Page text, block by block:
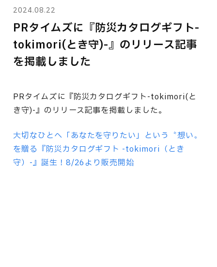
2024.08.22
PRタイムズに『防災カタログギフト-
tokimori(とき守)-』のリリース記事
を掲載しました
PRタイムズに『防災カタログギフト-tokimori(と
き守)-』のリリース記事を掲載しました。
大切なひとへ「あなたを守りたい」という〝想い〟
を贈る『防災カタログギフト -tokimori（とき
守）-』誕生！8/26より販売開始